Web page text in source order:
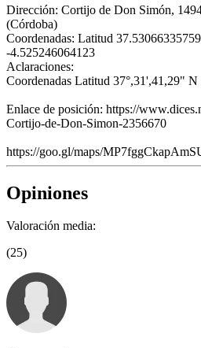
Dirección: Cortijo de Don Simón,
(Córdoba)
Coordenadas: Latitud
-4.525246064123
Aclaraciones:
Coordenadas Latitud 37°,31',41,29"
Enlace de posición: https://
Cortijo-de-Don-Simon-2356670
https://goo.gl/maps/
Opiniones
Valoración media:
(25)